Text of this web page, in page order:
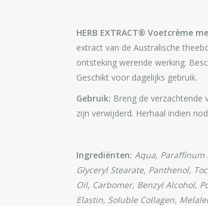
HERB EXTRACT® Voetcrème
extract van de Australische
ontsteking werende werking.
Geschikt voor dagelijks gebruik.
Gebruik: Breng de verzachtende
zijn verwijderd. Herhaal indien
Ingrediënten: Aqua, Paraffinum
Glyceryl Stearate, Panthenol,
Oil, Carbomer, Benzyl Alcohol,
Elastin, Soluble Collagen,